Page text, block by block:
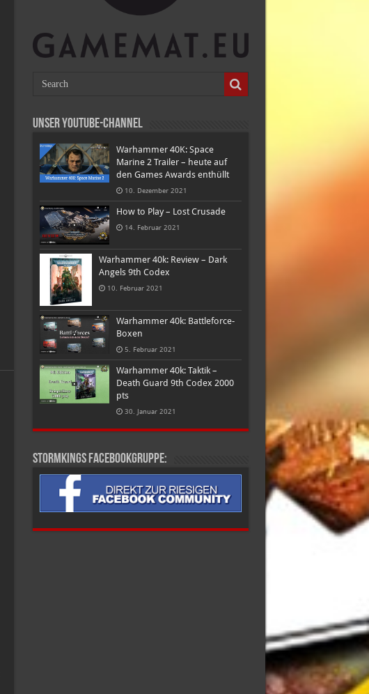
Unser Youtube-Channel
Warhammer 40K: Space
Marine 2 Trailer – heute auf
den Games Awards enthüllt
10. Dezember 2021
How to Play – Lost Crusade
14. Februar 2021
Warhammer 40k: Review – Dark
Angels 9th Codex
10. Februar 2021
Warhammer 40k: Battleforce-
Boxen
5. Februar 2021
Warhammer 40k: Taktik –
Death Guard 9th Codex 2000
pts
30. Januar 2021
Stormkings Facebookgruppe: